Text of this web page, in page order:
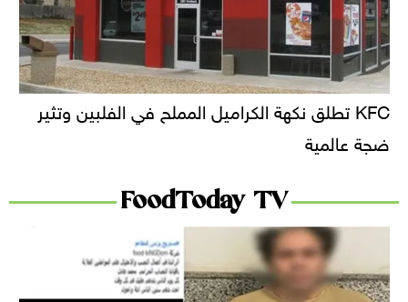
KFC تطلق نكهة الكراميل المملح في الفلبين وتثير
ضجة عالمية
FoodToday TV